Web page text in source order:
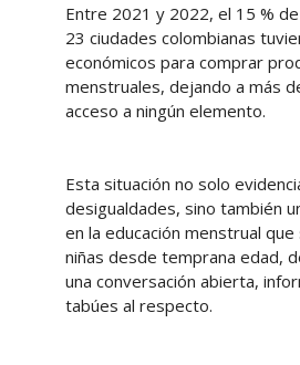
Entre 2021 y 2022, el 15 %
23 ciudades colombianas
económicos para comprar
menstruales, dejando a más
acceso a ningún elemento.
Esta situación no solo
desigualdades, sino también
en la educación menstrual
niñas desde temprana edad,
una conversación abierta,
tabúes al respecto.